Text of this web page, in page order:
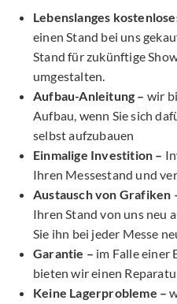
Lebenslanges
einen Stand bei uns
Stand für zukünftige
umgestalten.
Aufbau-Anleitung – wir
Aufbau, wenn Sie sich
selbst aufzubauen
Einmalige Investition –
Ihren Messestand und
Austausch von Grafiken
Ihren Stand von uns neu
Sie ihn bei jeder Messe
Garantie – im Falle einer
bieten wir einen
Keine Lagerprobleme –